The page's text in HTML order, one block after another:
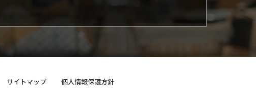
サイトマップ 個人情報保護方針